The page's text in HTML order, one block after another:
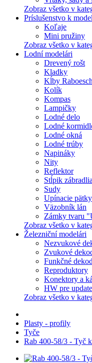
Zobraz všetko v
Príslušenstvo k
Koľaje
Mini pružiny
Zobraz všetko v
Lodní modelári
Drevený rošt
Kladky
Kĺby Raboesch
Kolík
Kompas
Lampičky
Lodné delo
Lodné
Lodné okná
Lodné trúby
Napináky
Nity
Reflektor
Stĺpik zábradlia
Sudy
Upínacie pätky
Väzobník lán
Zámky tvaru
Zobraz všetko v
Železniční modelári
Nezvukové
Zvukové
Funkčné
Reproduktory
Konektory a
HW pre
Zobraz všetko v
Plasty - profily
Tyče
Rab 400-58/3 - Tyč